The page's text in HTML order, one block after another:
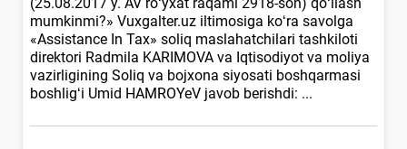
mumkinmi?» Vuxgalter.uz iltimosiga koʻra savolga
«Assistance In Tax» soliq maslahatchilari tashkiloti
direktori Radmila KARIMOVA va Iqtisodiyot va moliya
vazirligining Soliq va bojхona siyosati boshqarmasi
boshligʻi Umid HAMROYeV javob berishdi: ...